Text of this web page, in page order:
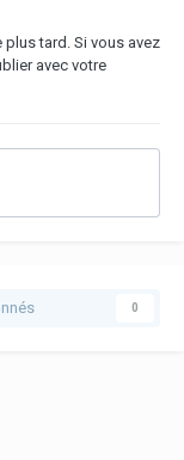
tard. Si vous avez
avec votre
0